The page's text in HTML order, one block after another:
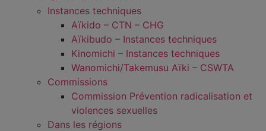
Instances techniques
Aïkido – CTN – CHG
Aïkibudo – Instances techniques
Kinomichi – Instances techniques
Wanomichi/Takemusu Aïki – CSWTA
Commissions
Commission Prévention radicalisation et
violences sexuelles
Dans les régions